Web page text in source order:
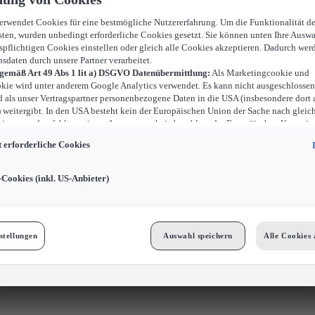
Cookies für eine bestmögliche Nutzererfahrung. Um die Funktionalität
wurden unbedingt erforderliche Cookies gesetzt. Sie können unten Ihre
Cookies einstellen oder gleich alle Cookies akzeptieren. Dadurch
durch unsere Partner verarbeitet.
Art 49 Abs 1 lit a) DSGVO Datenübermittlung: Als Marketingcookie und
wird unter anderem Google Analytics verwendet. Es kann nicht ausgeschlossen
als unser Vertragspartner personenbezogene Daten in die USA (insbesondere dort
In den USA besteht kein der Europäischen Union der Sache nach
und es fehlt an einem Angemessenheitsbeschluss der Europäischen
in den USA keine Datenschutzgrundsätze bestehen, und weil nicht
Eingriffe in Ihre persönlichen Rechte und Freiheiten nicht auf das absolut
Zwecke von Google Analytics gesetzt werden, finden Sie in den Cookie-
frei, Ihre Einwilligung jederzeit zu geben, zu verweigern oder zurückzuziehen.
für Marketingzwecke:Sofern Sie über einen von uns personalisierten Link
haben, von Ihrem zugeordneten Händler bzw. im Falle eines Porsche
erforderliche Cookies
(inkl. US-Anbieter)
Auswahl speichern Alle Cookies